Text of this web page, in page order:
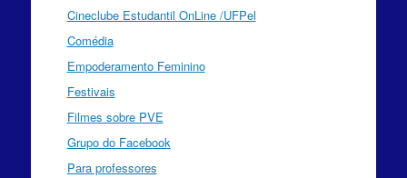
Cineclube Estudantil OnLine /UFPel
Comédia
Empoderamento Feminino
Festivais
Filmes sobre PVE
Grupo do Facebook
Para professores